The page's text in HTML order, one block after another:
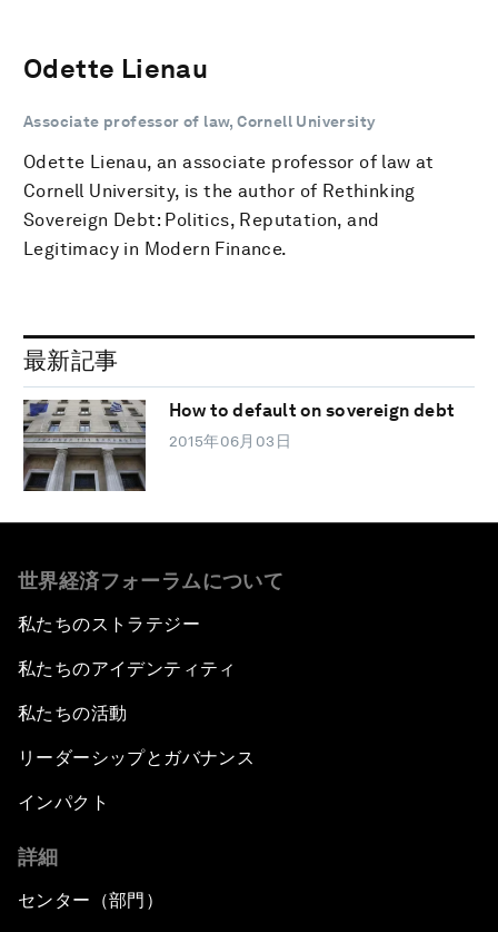
Odette Lienau
Associate professor of law, Cornell University
Odette Lienau, an associate professor of law at
Cornell University, is the author of Rethinking
Sovereign Debt: Politics, Reputation, and
Legitimacy in Modern Finance.
最新記事
How to default on sovereign debt
2015年06月03日
世界経済フォーラムについて
私たちのストラテジー
私たちのアイデンティティ
私たちの活動
リーダーシップとガバナンス
インパクト
詳細
センター（部門）